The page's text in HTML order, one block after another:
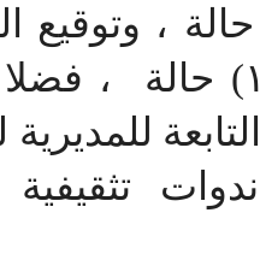
طبية لـ (١٠٠) حالة ،
للمديرية
تثقيفية